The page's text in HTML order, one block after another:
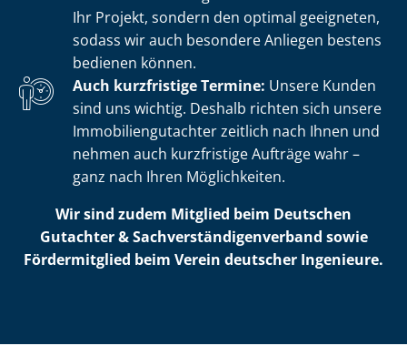
Ihr Projekt, sondern den optimal geeigneten,
sodass wir auch besondere Anliegen bestens
bedienen können.
Auch kurzfristige Termine: Unsere Kunden
sind uns wichtig. Deshalb richten sich unsere
Im­mo­bi­li­en­gut­ach­ter zeitlich nach Ihnen und
nehmen auch kurzfristige Aufträge wahr –
ganz nach Ihren Möglichkeiten.
Wir sind zudem Mitglied beim Deutschen
Gutachter & Sach­ver­stän­di­gen­ver­band sowie
Fördermitglied beim Verein deutscher Ingenieure.